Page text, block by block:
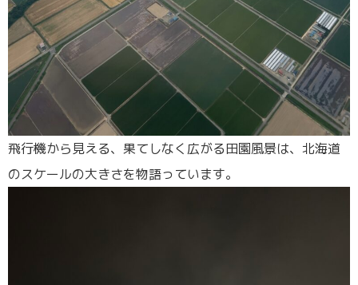
飛行機から見える、果てしなく広がる田園風景は、北海道
のスケールの大きさを物語っています。